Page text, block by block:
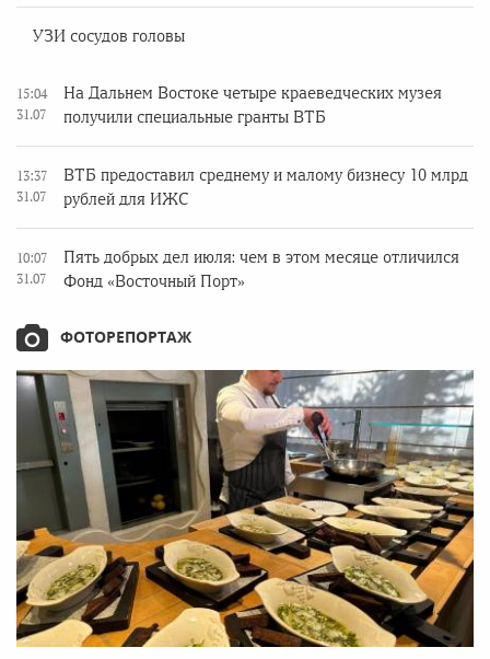
УЗИ сосудов головы
15:04
31.07
На Дальнем Востоке четыре краеведческих музея
получили специальные гранты ВТБ
13:37
31.07
ВТБ предоставил среднему и малому бизнесу 10 млрд
рублей для ИЖС
10:07
31.07
Пять добрых дел июля: чем в этом месяце отличился
Фонд «Восточный Порт»
ФОТОРЕПОРТАЖ